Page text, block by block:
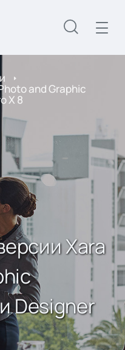
and Graphic
X 8
Xara
Designer